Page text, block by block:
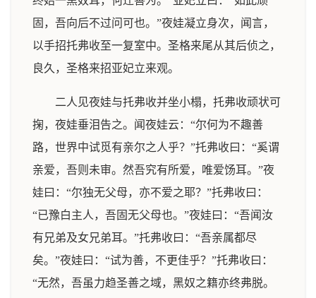
固，吾向后不过问可也。”夜娃凝立身次，闻言，
以手招托弗收至一复室中。圣格来尾从其后侦之，
良久，圣格来招亚妃立来观。
二人见夜娃与托弗收并坐小榻，托弗收顽状可
掬，夜娃垂泪告之。闻夜娃云：“尔何为不趣善
路，世界中试觅有亲尔之人乎？”托弗收曰：“奚谓
亲爱，吾则未审。然吾究有所爱，唯爱饧耳。”夜
娃曰：“尔独无父母，亦不爱之耶？”托弗收曰：
“已豫白主人，吾固无父母也。”夜娃曰：“吾闻汝
有兄弟及女兄弟耳。”托弗收曰：“吾亲属都尽
矣。”夜娃曰：“试为善，不更佳乎？”托弗收曰：
“无然，吾虽力趋圣善之域，黑奴之籍亦终弗脱。